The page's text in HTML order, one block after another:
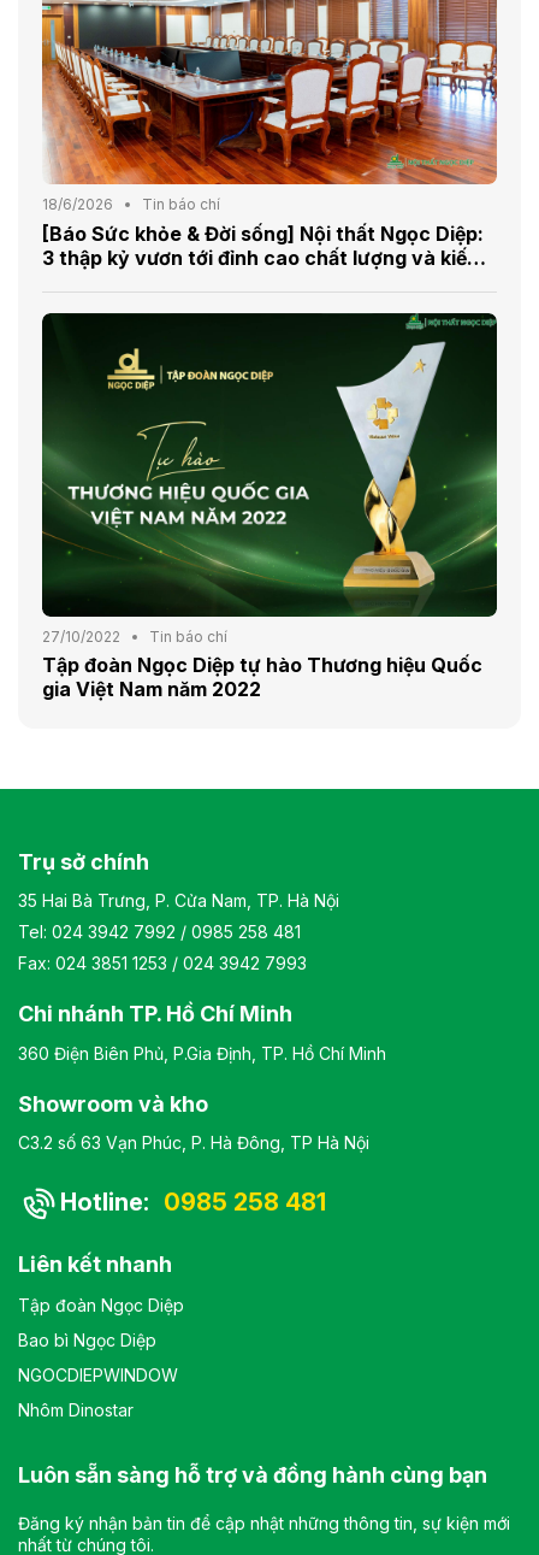
18/6/2026 Tin báo chí
[Báo Sức khỏe & Đời sống] Nội thất Ngọc Diệp:
3 thập kỷ vươn tới đỉnh cao chất lượng và kiến
27/10/2022 Tin báo chí
Tập đoàn Ngọc Diệp tự hào Thương hiệu Quốc
gia Việt Nam năm 2022
Trụ sở chính
35 Hai Bà Trưng, P. Cửa Nam, TP. Hà Nội
Tel: 024 3942 7992 / 0985 258 481
Fax: 024 3851 1253 / 024 3942 7993
Chi nhánh TP. Hồ Chí Minh
360 Điện Biên Phủ, P.Gia Định, TP. Hồ Chí Minh
Showroom và kho
C3.2 số 63 Vạn Phúc, P. Hà Đông, TP Hà Nội
Hotline: 0985 258 481
Liên kết nhanh
Tập đoàn Ngọc Diệp
Bao bì Ngọc Diệp
NGOCDIEPWINDOW
Nhôm Dinostar
Luôn sẵn sàng hỗ trợ và đồng hành cùng bạn
Đăng ký nhận bản tin để cập nhật những thông tin, sự kiện mới
nhất từ chúng tôi.